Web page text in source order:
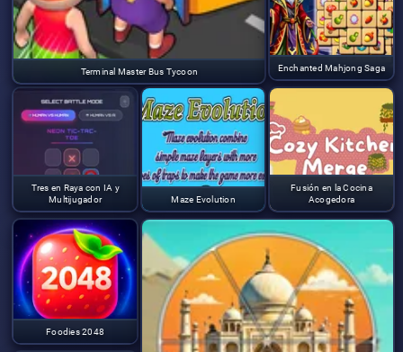
Terminal Master Bus Tycoon Enchanted Mahjong Saga
Tres en Raya con IA y
Multijugador
Maze Evolution
Fusión en la Cocina
Acogedora
Foodies 2048